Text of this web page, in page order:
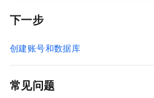
下一步
创建账号和数据库
常见问题